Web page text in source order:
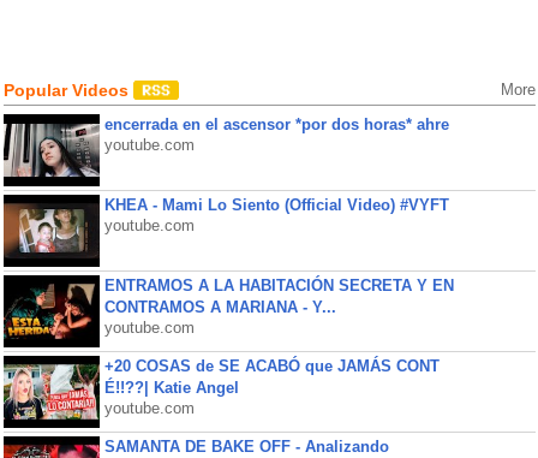
Popular Videos More
encerrada en el ascensor *por dos horas* ahre
youtube.com
KHEA - Mami Lo Siento (Official Video) #VYFT
youtube.com
ENTRAMOS A LA HABITACIÓN SECRETA Y EN
CONTRAMOS A MARIANA - Y...
youtube.com
+20 COSAS de SE ACABÓ que JAMÁS CONT
É!!??| Katie Angel
youtube.com
SAMANTA DE BAKE OFF - Analizando